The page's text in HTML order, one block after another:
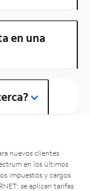
en una
nuevos clientes
en los últimos
impuestos y cargos
se aplican tarifas